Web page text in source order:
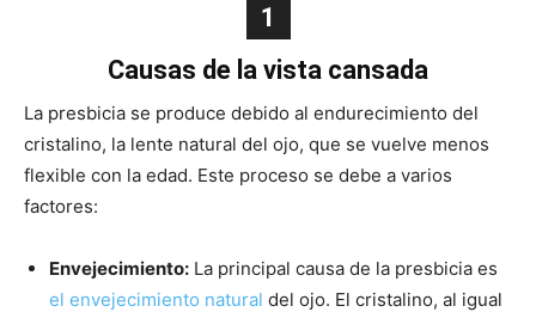
1
Causas de la vista cansada
La presbicia se produce debido al endurecimiento del
cristalino, la lente natural del ojo, que se vuelve menos
flexible con la edad. Este proceso se debe a varios
factores:
Envejecimiento: La principal causa de la presbicia es
el envejecimiento natural del ojo. El cristalino, al igual